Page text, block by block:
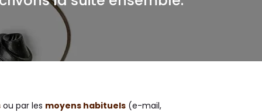
ou par les moyens habituels (e-mail,